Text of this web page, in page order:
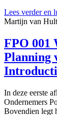
Lees verder en
Martijn van
FPO 001
Planning
In deze eerste
Ondernemers
Bovendien legt